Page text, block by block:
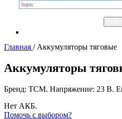
Главная / Аккумуляторы тяговые
Аккумуляторы
Бренд: TCM. Напряжение: 23 В.
Нет АКБ.
Помочь с выбором?